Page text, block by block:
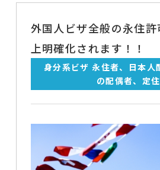
外国人ビザ全般の永住
上明確化されます！！
身分系ビザ 永住者、日本人
の配偶者、定